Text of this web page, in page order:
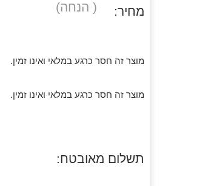
מחיר: ( הנחה)
מוצר זה חסר כרגע במלאי ואינו זמין.
מוצר זה חסר כרגע במלאי ואינו זמין.
תשלום מאובטח: